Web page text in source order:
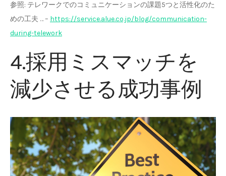
参照: テレワークでのコミュニケーションの課題5つと活性化のた
めの工夫 … – https://service.alue.co.jp/blog/communication-
during-telework
4.採用ミスマッチを
減少させる成功事例